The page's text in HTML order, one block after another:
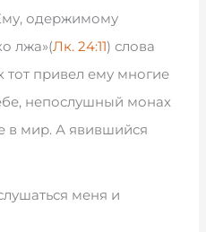
одержимому
лжа»(Лк. 24:11) слова
тот привел ему многие
непослушный монах
в мир. А явившийся
меня и